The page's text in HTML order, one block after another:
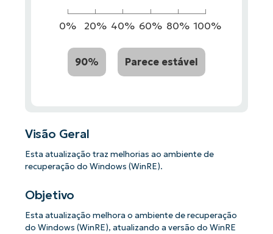
0% 20% 40% 60% 80% 100%
90% Parece estável
Visão Geral
Esta atualização traz melhorias ao ambiente de
recuperação do Windows (WinRE).
Objetivo
Esta atualização melhora o ambiente de recuperação
do Windows (WinRE), atualizando a versão do WinRE